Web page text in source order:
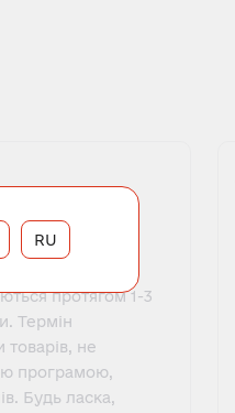
оформляються у
протягом 1-3
Термін
товарів, не
програмою,
Будь ласка,
RU